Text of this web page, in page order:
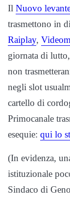
Il Nuovo
trasmettono in
Raiplay,
giornata di
non
negli slot
cartello di
Primocanale
esequie: qui lo
(In evidenza,
istituzionale
Sindaco di